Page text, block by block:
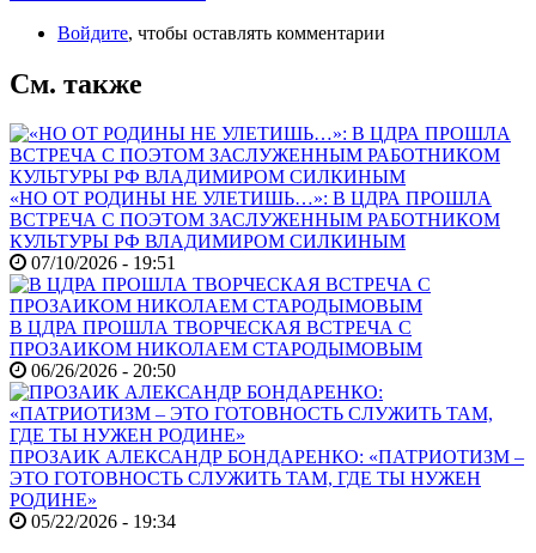
Войдите, чтобы оставлять комментарии
См. также
«НО ОТ РОДИНЫ НЕ УЛЕТИШЬ…»: В ЦДРА ПРОШЛА
ВСТРЕЧА С ПОЭТОМ ЗАСЛУЖЕННЫМ РАБОТНИКОМ
КУЛЬТУРЫ РФ ВЛАДИМИРОМ СИЛКИНЫМ
07/10/2026 - 19:51
В ЦДРА ПРОШЛА ТВОРЧЕСКАЯ ВСТРЕЧА С
ПРОЗАИКОМ НИКОЛАЕМ СТАРОДЫМОВЫМ
06/26/2026 - 20:50
ПРОЗАИК АЛЕКСАНДР БОНДАРЕНКО: «ПАТРИОТИЗМ –
ЭТО ГОТОВНОСТЬ СЛУЖИТЬ ТАМ, ГДЕ ТЫ НУЖЕН
РОДИНЕ»
05/22/2026 - 19:34